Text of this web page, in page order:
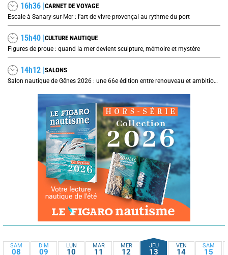
16h36 |CARNET DE VOYAGE
Escale à Sanary-sur-Mer : l'art de vivre provençal au rythme du port
15h40 |CULTURE NAUTIQUE
Figures de proue : quand la mer devient sculpture, mémoire et mystère
14h12 |SALONS
Salon nautique de Gênes 2026 : une 66e édition entre renouveau et ambitions internationales
SAM
08
DIM
09
LUN
10
MAR
11
MER
12
JEU
13
VEN
14
SAM
15